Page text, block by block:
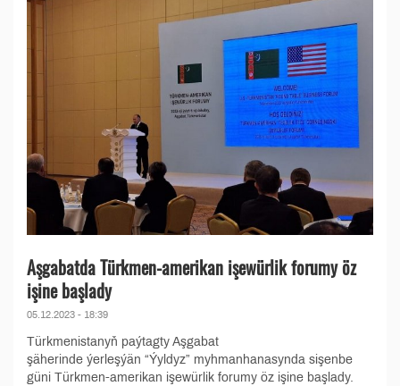
Aşgabatda Türkmen-amerikan işewürlik forumy öz
işine başlady
05.12.2023 - 18:39
Türkmenistanyň paýtagty Aşgabat
şäherinde ýerleşýän “Ýyldyz” myhmanhanasynda sişenbe
güni Türkmen-amerikan işewürlik forumy öz işine başlady.